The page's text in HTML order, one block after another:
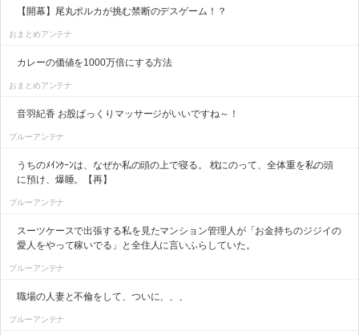
【開幕】尾丸ポルカが挑む禁断のデスゲーム！？
おまとめアンテナ
カレーの価値を1000万倍にする方法
おまとめアンテナ
音羽紀香 お股ぱっくりマッサージがいいですね～！
ブルーアンテナ
うちのﾒｲﾝｸｰﾝは、なぜか私の頭の上で寝る。 枕にのって、全体重を私の頭
に預け、爆睡。【再】
ブルーアンテナ
スーツケースで出張する私を見たマンション管理人が「お金持ちのジジイの
愛人をやって稼いでる」と全住人に言いふらしていた。
ブルーアンテナ
職場の人妻と不倫をして、ついに、、、
ブルーアンテナ